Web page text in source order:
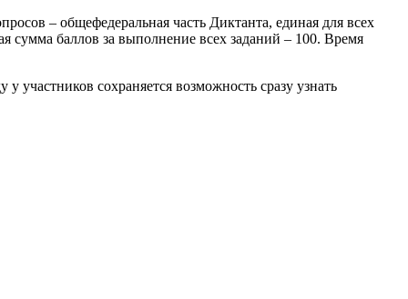
– общефедеральная часть Диктанта, единая для всех
сумма баллов за выполнение всех заданий – 100. Время
участников сохраняется возможность сразу узнать